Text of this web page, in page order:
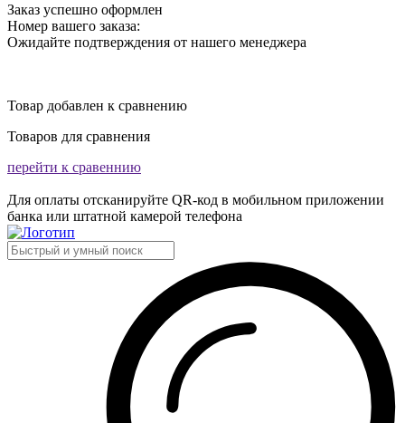
Заказ успешно оформлен
Номер вашего заказа:
Ожидайте подтверждения от нашего менеджера
Товар добавлен к сравнению
Товаров для сравнения
перейти к сравеннию
Для оплаты отсканируйте QR-код в мобильном приложении
банка или штатной камерой телефона